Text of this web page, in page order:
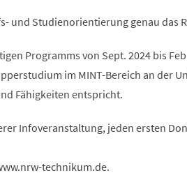
und Studienorientierung genau das
Programms von Sept. 2024 bis
im MINT-Bereich an der
Fähigkeiten entspricht.
Infoveranstaltung, jeden ersten
technikum.de.